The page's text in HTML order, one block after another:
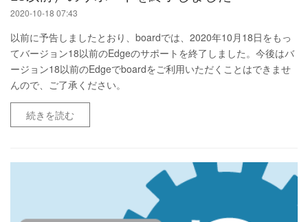
2020-10-18 07:43
以前に予告しましたとおり、boardでは、2020年10月18日をもっ
てバージョン18以前のEdgeのサポートを終了しました。今後はバ
ージョン18以前のEdgeでboardをご利用いただくことはできませ
んので、ご了承ください。
続きを読む